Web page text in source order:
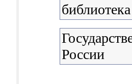
библиотека
России